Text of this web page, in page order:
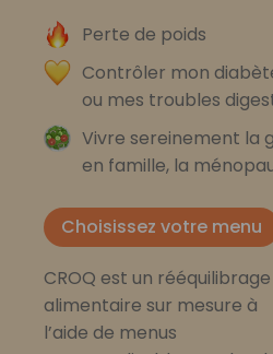
Perte de poids
Contrôler mon
ou mes troubles
Vivre sereinement la
en famille, la
Choisissez votre menu
CROQ est un rééquilibrage
alimentaire sur mesure à
l’aide de menus